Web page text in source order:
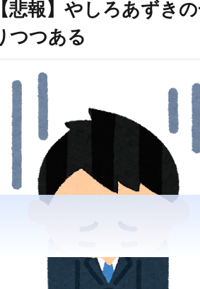
【悲報】やしろあずき
つつある